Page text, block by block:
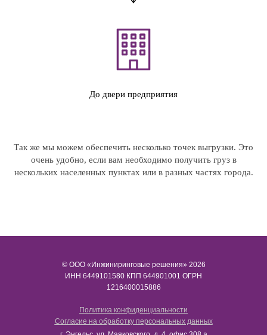
До двери предприятия
Так же мы можем обеспечить несколько точек выгрузки. Это
очень удобно, если вам необходимо получить груз в
нескольких населенных пунктах или в разных частях города.
© ООО «Инжиниринговые решения» 2026
ИНН​​​​​​​ 6449101580 КПП 644901001 ОГРН
1216400015886
Политика конфиденциальности
Согласие на обработку персональных данных